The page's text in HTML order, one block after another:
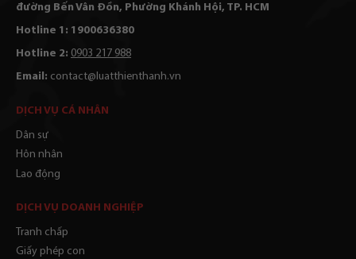
đường Bến Vân Đồn, Phường Khánh Hội, TP. HCM
Hotline 1: 1900636380
Hotline 2: 0903 217 988
Email: contact@luatthienthanh.vn
DỊCH VỤ CÁ NHÂN
Dân sự
Hôn nhân
Lao động
DỊCH VỤ DOANH NGHIỆP
Tranh chấp
Giấy phép con